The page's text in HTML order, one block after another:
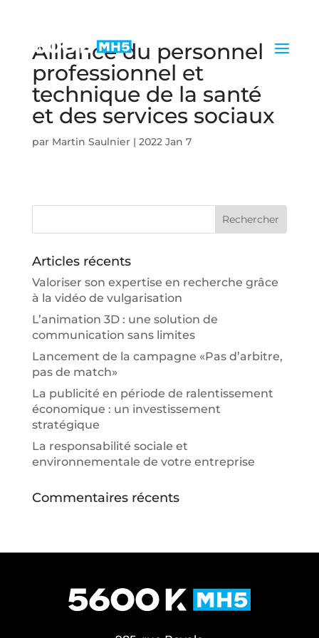
Alliance du personnel
professionnel et
technique de la santé
et des services sociaux
par Martin Saulnier| 2022 Jan 7
Articles récents
Valoriser son expertise en recherche grâce
à la vidéo de vulgarisation
L’animation 3D : une solution de
communication sans limites
Lancement de la campagne «Pas d’arbitre,
pas de match»
La publicité en période de ralentissement
économique : un investissement
stratégique
La responsabilité sociale et
environnementale de votre entreprise
Commentaires récents